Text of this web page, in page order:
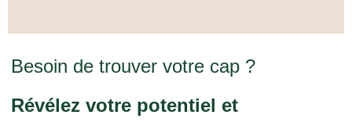
Besoin de trouver votre cap ?
Révélez votre potentiel et